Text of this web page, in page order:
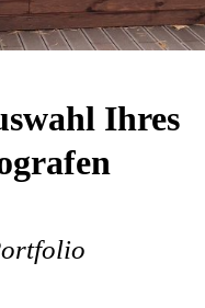
Ihres